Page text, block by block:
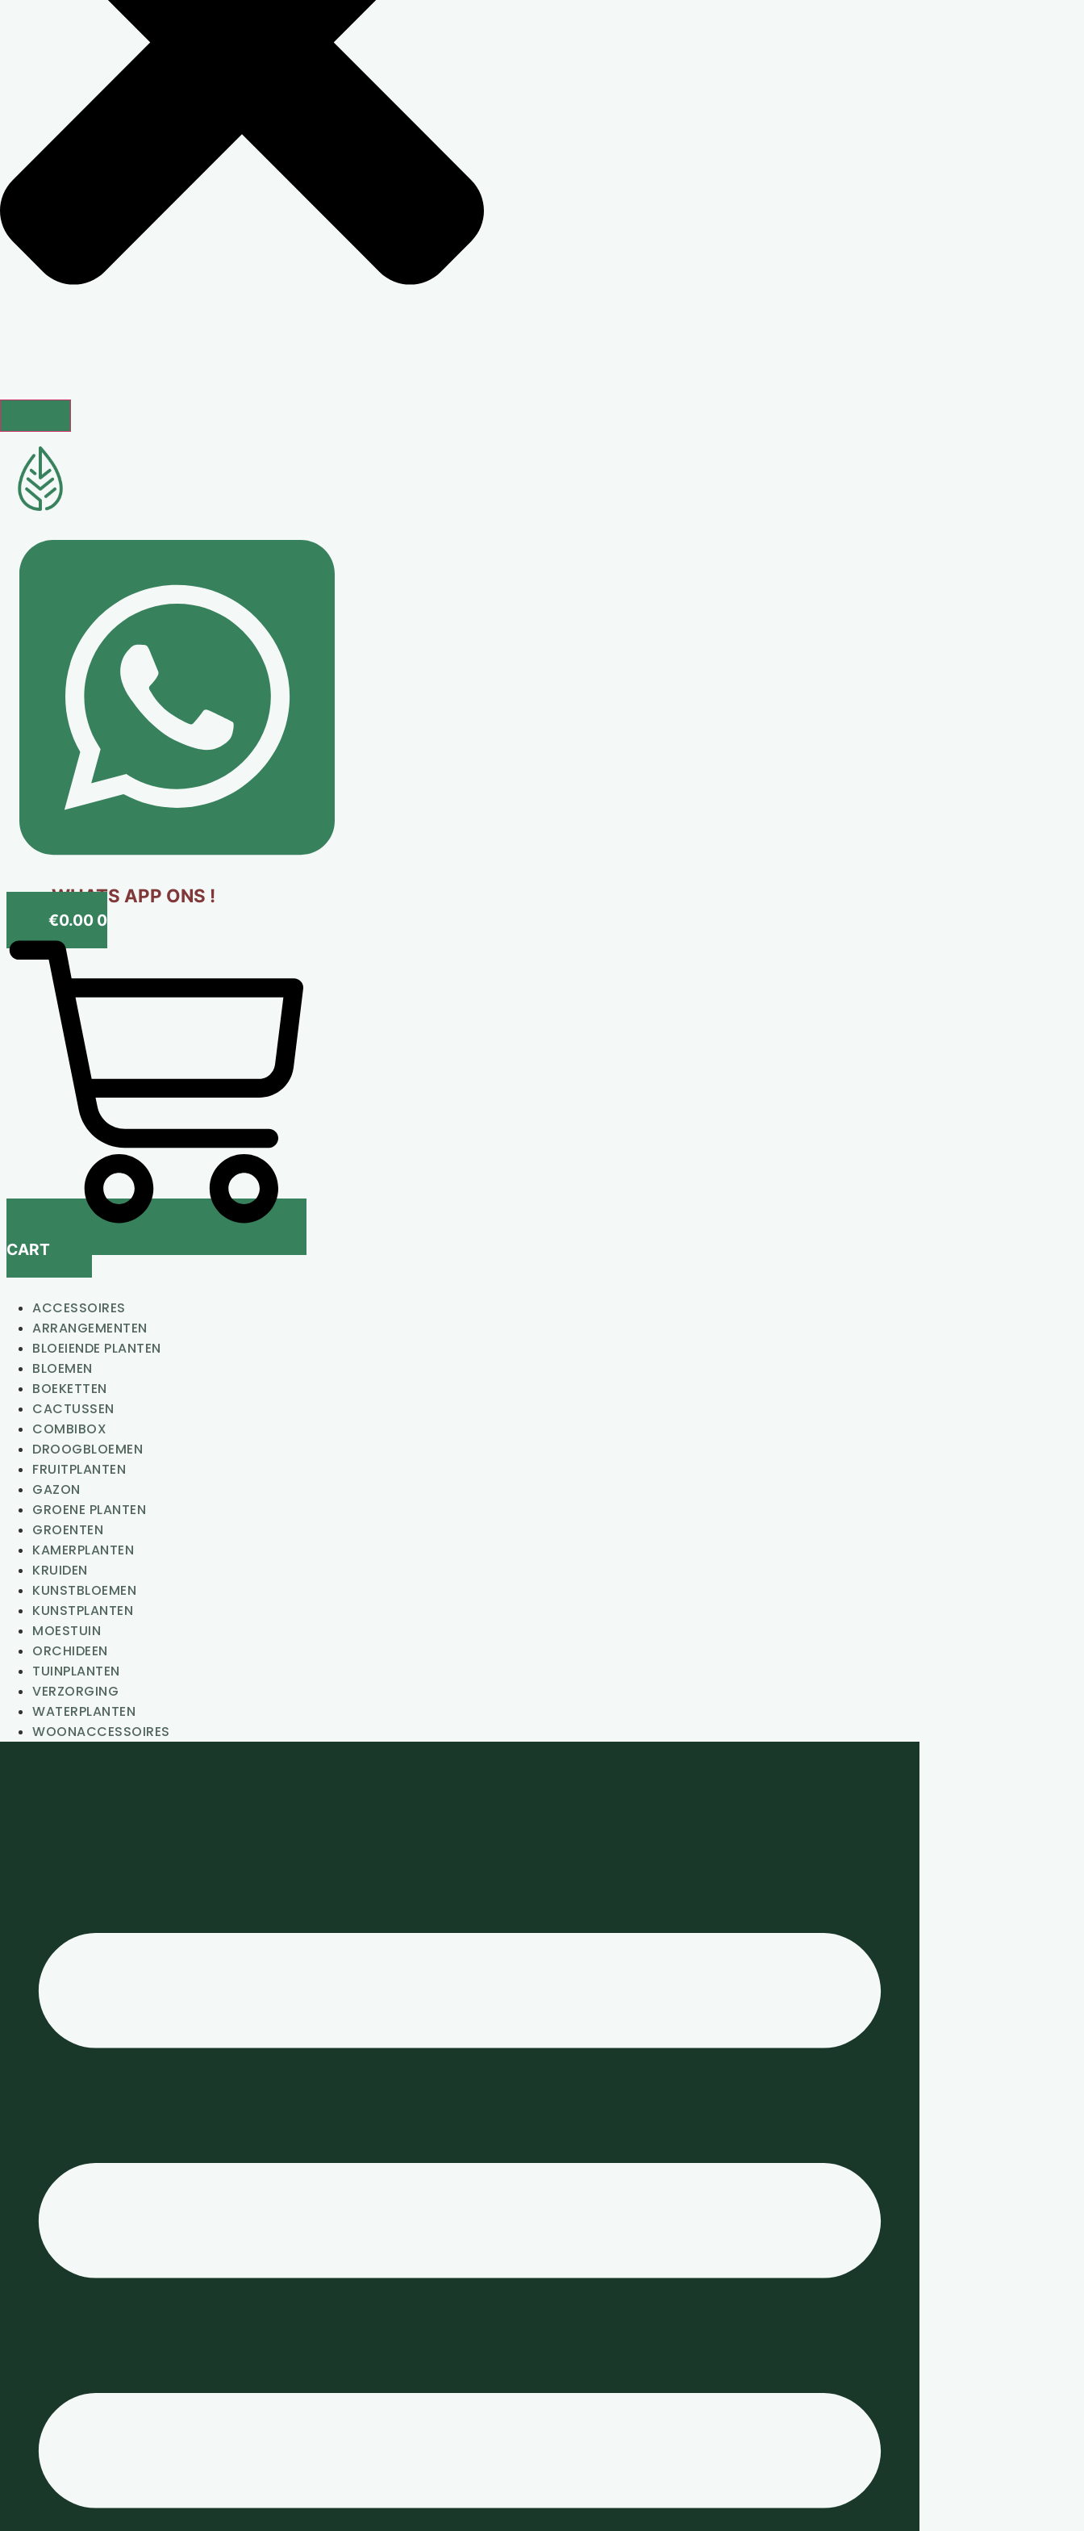
WHATS APP ONS !
€0.00 0
CART
ACCESSOIRES
ARRANGEMENTEN
BLOEIENDE PLANTEN
BLOEMEN
BOEKETTEN
CACTUSSEN
COMBIBOX
DROOGBLOEMEN
FRUITPLANTEN
GAZON
GROENE PLANTEN
GROENTEN
KAMERPLANTEN
KRUIDEN
KUNSTBLOEMEN
KUNSTPLANTEN
MOESTUIN
ORCHIDEEN
TUINPLANTEN
VERZORGING
WATERPLANTEN
WOONACCESSOIRES